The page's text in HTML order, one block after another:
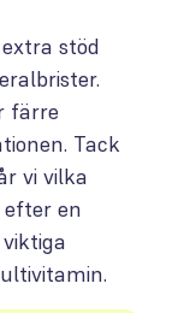
stöd
färre
Tack
vi vilka
en